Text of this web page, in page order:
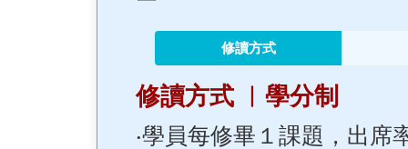
修讀方式
修讀方式 ︳學分制
‧學員每修畢１課題，出席